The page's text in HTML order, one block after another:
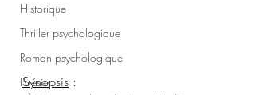
Historique
Thriller psychologique
Roman psychologique
Poésie
Synopsis :